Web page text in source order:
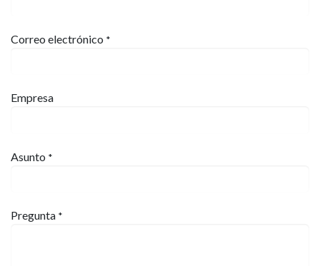
Correo electrónico *
Empresa
Asunto *
Pregunta *